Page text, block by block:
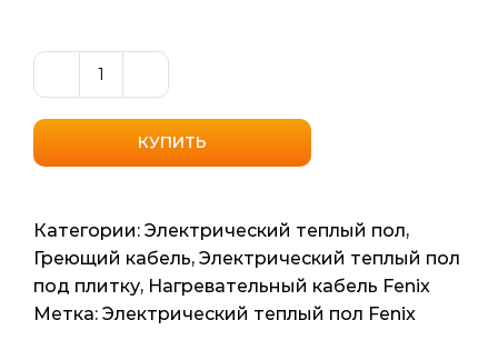
Количество
товара
Одножильный
нагревательный
Fenix
(Чехия)
ASL1P
18820
КУПИТЬ
Категории: Электрический теплый пол,
Греющий кабель, Электрический теплый пол
под плитку, Нагревательный кабель Fenix
Метка: Электрический теплый пол Fenix